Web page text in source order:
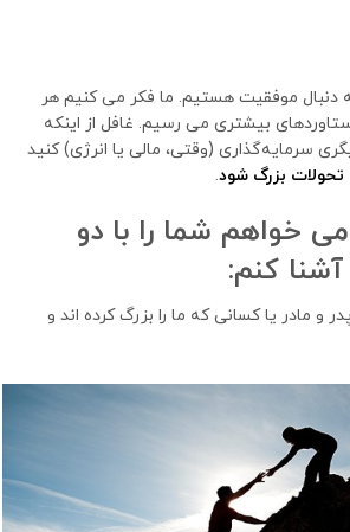
دنبال موفقیت هستیم. ما فکر می کنیم هر
بیشتری می رسیم. غافل از اینکه
سرمایه‌گذاری (وقتی، مالی یا انرژی) کنید
بزرگ شود.
می خواهم شما را با دو
آشنا کنم:
و مادر یا کسانی که ما را بزرگ کرده اند و